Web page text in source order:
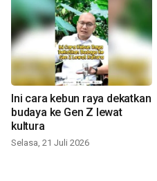
Ini cara kebun raya dekatkan
budaya ke Gen Z lewat
kultura
Selasa, 21 Juli 2026